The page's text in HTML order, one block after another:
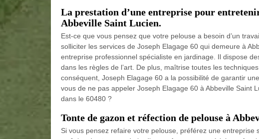
La prestation d’une entreprise pour
Abbeville Saint Lucien.
Est-ce que vous pensez que votre pelouse a besoin d’un
solliciter les services de Joseph Elagage 60 qui demeure à
entreprise professionnel spécialiste en jardinage. Il dispose
dans les règles de l’art. De plus, maîtrise toutes les
conséquent, Joseph Elagage 60 a la possibilité de garantir
vous de ne pas appeler Joseph Elagage 60 à Abbeville Saint
dans le 60480 ?
Tonte de gazon et réfection de pelouse à
Si vous pensez refaire votre pelouse, préférez une